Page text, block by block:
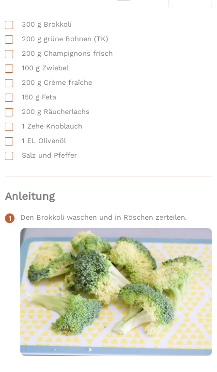
300 g Brokkoli
200 g grüne Bohnen (TK)
200 g Champignons frisch
100 g Zwiebel
200 g Crème fraîche
150 g Feta
200 g Räucherlachs
1 Zehe Knoblauch
1 EL Olivenöl
Salz und Pfeffer
Anleitung
Den Brokkoli waschen und in Röschen zerteilen.